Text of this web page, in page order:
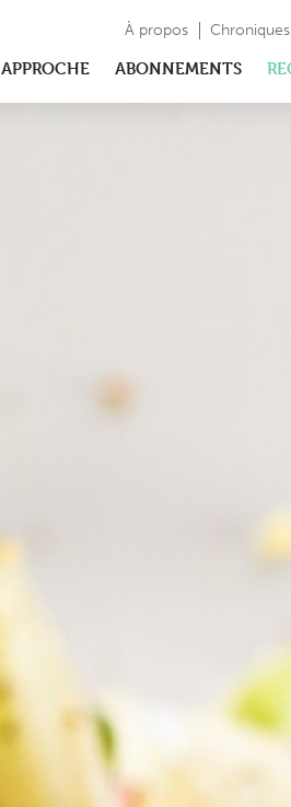
À propos Chroniques
APPROCHE ABONNEMENTS